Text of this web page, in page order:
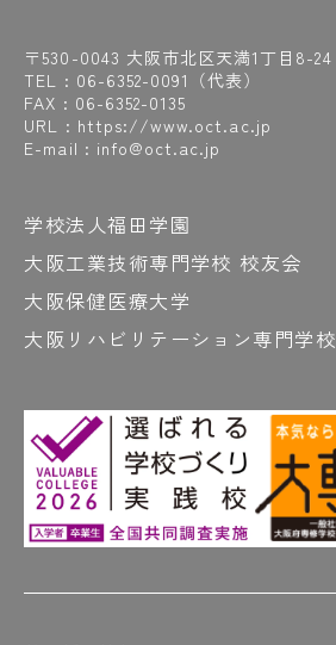
〒530-0043 大阪市北区天満1丁目8-24
TEL : 06-6352-0091 （代表）
FAX : 06-6352-0135
URL : https://www.oct.ac.jp
E-mail : info@oct.ac.jp
学校法人福田学園
大阪工業技術専門学校 校友会
大阪保健医療大学
大阪リハビリテーション専門学校